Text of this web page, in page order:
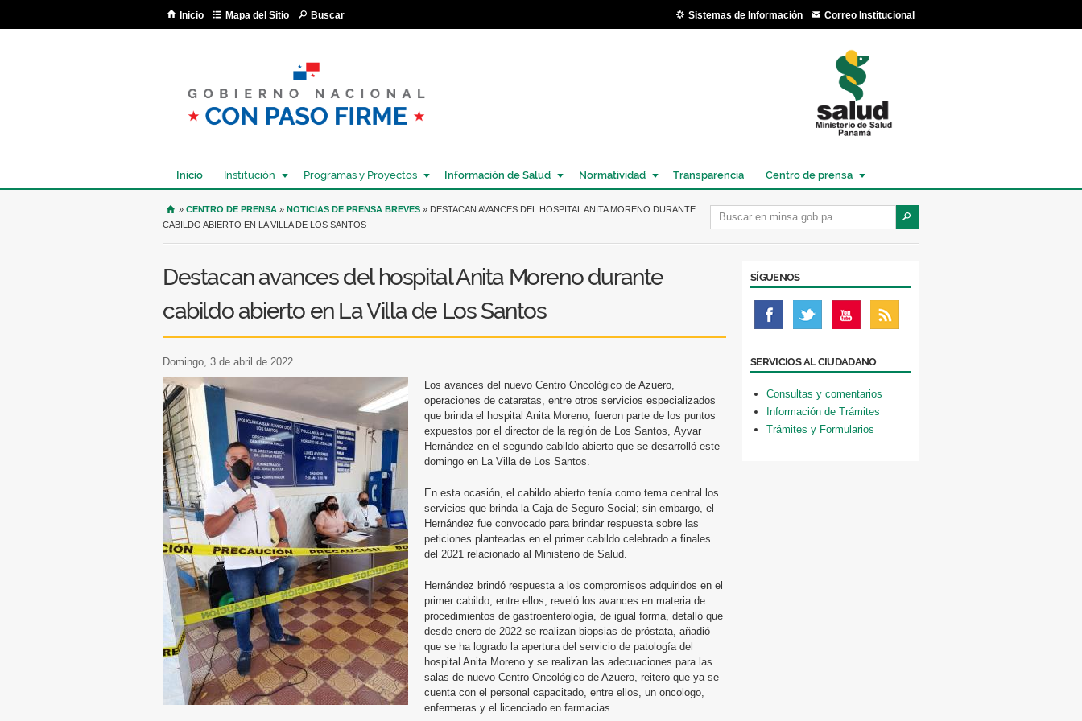
Inicio Mapa del Sitio Buscar Sistemas de Información Correo Institucional
Inicio Institución Programas y Proyectos Información de Salud Normatividad Transparencia Centro de prensa
USTED SE ENCUENTRA AQUÍ
» CENTRO DE PRENSA » NOTICIAS DE PRENSA BREVES » DESTACAN AVANCES DEL HOSPITAL ANITA MORENO DURANTE
CABILDO ABIERTO EN LA VILLA DE LOS SANTOS
Destacan avances del hospital Anita Moreno durante
cabildo abierto en La Villa de Los Santos
domingo, 3 de abril de 2022
Los avances del nuevo Centro Oncológico de Azuero,
operaciones de cataratas, entre otros servicios especializados
que brinda el hospital Anita Moreno, fueron parte de los puntos
expuestos por el director de la región de Los Santos, Ayvar
Hernández en el segundo cabildo abierto que se desarrolló este
domingo en La Villa de Los Santos.
En esta ocasión, el cabildo abierto tenía como tema central los
servicios que brinda la Caja de Seguro Social; sin embargo, el
Hernández fue convocado para brindar respuesta sobre las
peticiones planteadas en el primer cabildo celebrado a finales
del 2021 relacionado al Ministerio de Salud.
Hernández brindó respuesta a los compromisos adquiridos en el
primer cabildo, entre ellos, reveló los avances en materia de
procedimientos de gastroenterología, de igual forma, detalló que
desde enero de 2022 se realizan biopsias de próstata, añadió
que se ha logrado la apertura del servicio de patología del
hospital Anita Moreno y se realizan las adecuaciones para las
salas de nuevo Centro Oncológico de Azuero, reitero que ya se
cuenta con el personal capacitado, entre ellos, un oncologo,
enfermeras y el licenciado en farmacias.
SÍGUENOS
SERVICIOS AL CIUDADANO
Consultas y comentarios
Información de Trámites
Trámites y Formularios